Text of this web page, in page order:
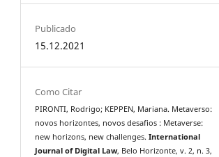
Publicado
15.12.2021
Como Citar
PIRONTI, Rodrigo; KEPPEN, Mariana. Metaverso:
novos horizontes, novos desafios : Metaverse:
new horizons, new challenges.International
Journal of Digital Law, Belo Horizonte, v. 2, n. 3,